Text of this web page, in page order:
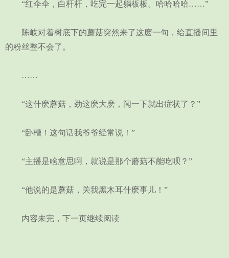
“红伞伞，白杆杆，吃完一起躺板板。哈哈哈哈……”
陈岐对着树底下的蘑菇突然来了这麽一句，给直播间里
的粉丝整不会了。
……
“这什麽蘑菇，劲这麽大麽，闻一下就出症状了？”
“卧槽！这句话我爷爷经常说！”
“主播是啥意思啊，就说是那个蘑菇不能吃呗？”
“他说的是蘑菇，关我黑木耳什麽事儿！”
内容未完，下一页继续阅读